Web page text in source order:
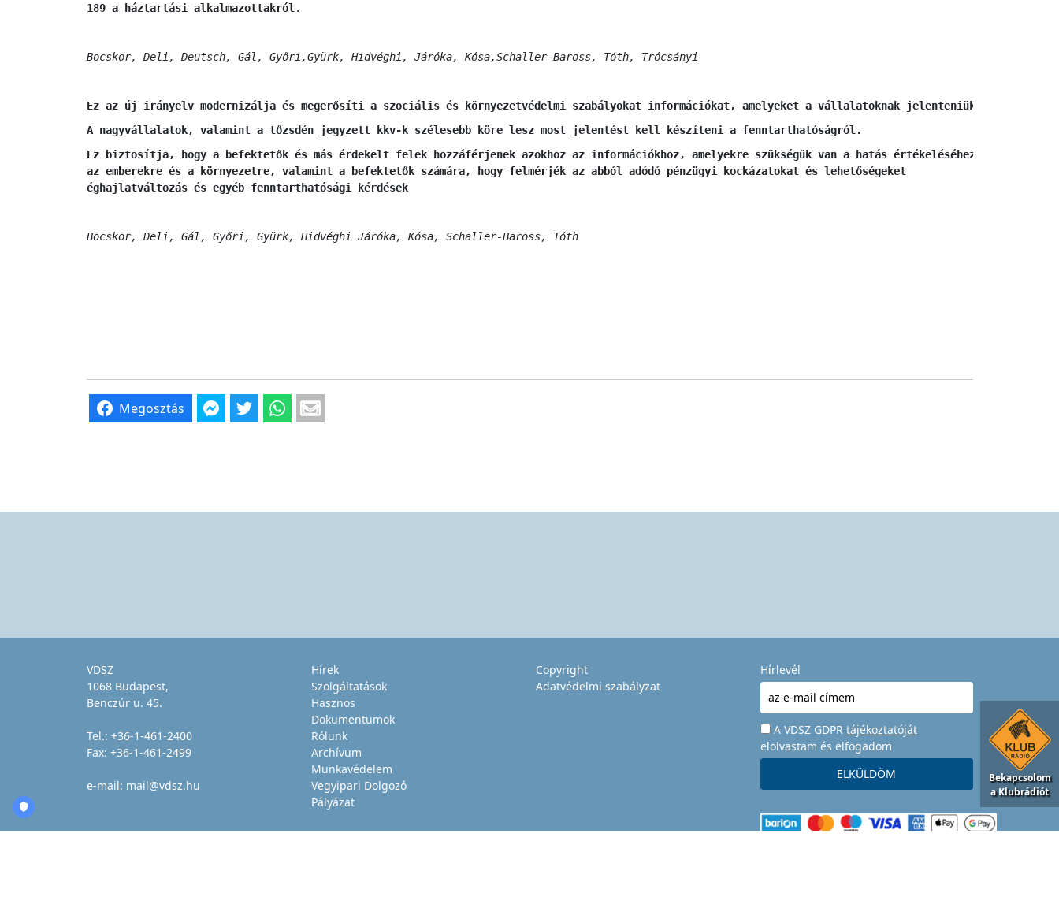
189 a háztartási alkalmazottakról .
Bocskor, Deli, Deutsch, Gál, Győri,Gyürk, Hidvéghi, Járóka, Kósa,Schaller-Baross, Tóth, Trócsányi
Ez az új irányelv modernizálja és megerősíti a szociális és környezetvédelmi szabályokat információkat, amelyeket a vállalatoknak jelenteniük kell.
A nagyvállalatok, valamint a tőzsdén jegyzett kkv-k szélesebb köre lesz most jelentést kell készíteni a fenntarthatóságról.
Ez biztosítja, hogy a befektetők és más érdekelt felek hozzáférjenek azokhoz az információkhoz, amelyekre szükségük van a hatás értékeléséhez
az emberekre és a környezetre, valamint a befektetők számára, hogy felmérjék az abból adódó pénzügyi kockázatokat és lehetőségeket
éghajlatváltozás és egyéb fenntarthatósági kérdések
Bocskor, Deli, Gál, Győri, Gyürk, Hidvéghi Járóka, Kósa, Schaller-Baross, Tóth
Megosztás
VDSZ
1068 Budapest,
Benczúr u. 45.
Tel.: +36-1-461-2400
Fax: +36-1-461-2499
e-mail: mail@vdsz.hu
Hírek
Szolgáltatások
Hasznos
Dokumentumok
Rólunk
Archívum
Munkavédelem
Vegyipari Dolgozó
Pályázat
Copyright
Adatvédelmi szabályzat
Hírlevél
A VDSZ GDPR tájékoztatóját
elolvastam és elfogadom
Bekapcsolom
a Klubrádiót